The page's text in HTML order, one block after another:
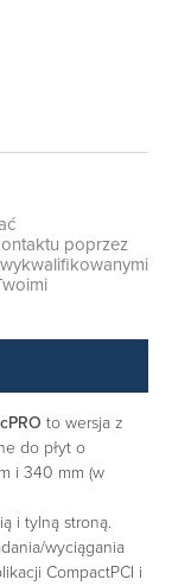
poprzez
to wersja z
do płyt o
i 340 mm (w
i tylną stroną.
wyciągania
CompactPCI i